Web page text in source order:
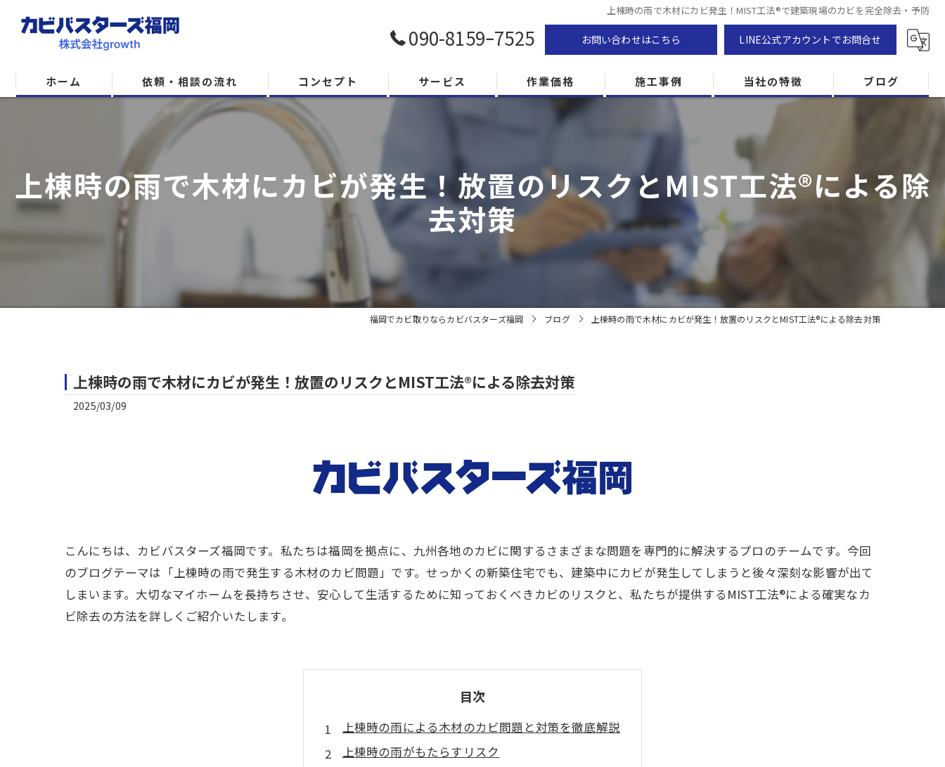
上棟時の雨で木材にカビ発生！MIST工法®で建築現場のカビを完全除去・予防
090-8159ｰ7525 お問い合わせはこちら LINE公式アカウントでお問合せ
ホーム 依頼・相談の流れ コンセプト サービス 作業価格 施工事例 当社の特徴
防カビ
カビ専門
ZEH住宅
カビ検査
ブログ
上棟時の雨で木材にカビが発生！放置のリスクとMIST工法®による除
去対策
福岡でカビ取りならカビバスターズ福岡 ブログ 上棟時の雨で木材にカビが発生！放置のリスクとMIST工法®による除去対策
上棟時の雨で木材にカビが発生！放置のリスクとMIST工法®による除去対策
2025/03/09
こんにちは、カビバスターズ福岡です。私たちは福岡を拠点に、九州各地のカビに関するさまざまな問題を専門的に解決するプロのチームです。今回
のブログテーマは「上棟時の雨で発生する木材のカビ問題」です。せっかくの新築住宅でも、建築中にカビが発生してしまうと後々深刻な影響が出て
しまいます。大切なマイホームを長持ちさせ、安心して生活するために知っておくべきカビのリスクと、私たちが提供するMIST工法®による確実なカ
ビ除去の方法を詳しくご紹介いたします。
目次
上棟時の雨による木材のカビ問題と対策を徹底解説
上棟時の雨がもたらすリスク